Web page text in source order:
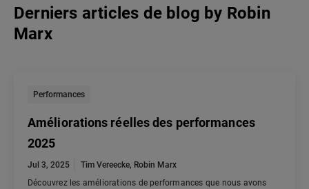
Derniers articles de blog by Robin
Marx
Performances
Améliorations réelles des performances
2025
Jul 3, 2025 Tim Vereecke, Robin Marx
Découvrez les améliorations de performances que nous avons